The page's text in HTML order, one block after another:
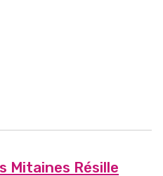
Mitaines Résille